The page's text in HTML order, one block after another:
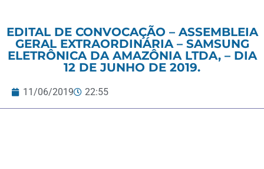
EDITAL DE CONVOCAÇÃO – ASSEMBLEIA
GERAL EXTRAORDINÁRIA – SAMSUNG
ELETRÔNICA DA AMAZÔNIA LTDA, – DIA
12 DE JUNHO DE 2019.
11/06/2019 22:55